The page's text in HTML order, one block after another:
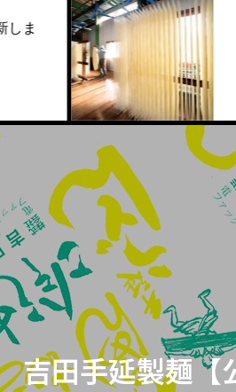
ブログを更
2022.03.09
吉田手延製麺【